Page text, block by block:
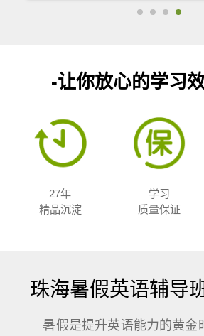
-让你放心的学习
27年
精品沉淀
学习
质量保证
珠海暑假英语辅导
暑假是提升英语能力的黄金